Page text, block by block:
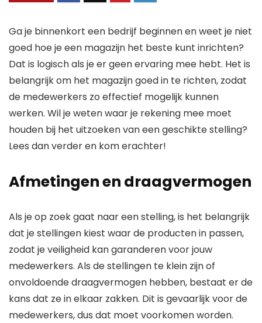
Ga je binnenkort een bedrijf beginnen en weet je niet
goed hoe je een magazijn het beste kunt inrichten?
Dat is logisch als je er geen ervaring mee hebt. Het is
belangrijk om het magazijn goed in te richten, zodat
de medewerkers zo effectief mogelijk kunnen
werken. Wil je weten waar je rekening mee moet
houden bij het uitzoeken van een geschikte stelling?
Lees dan verder en kom erachter!
Afmetingen en draagvermogen
Als je op zoek gaat naar een stelling, is het belangrijk
dat je stellingen kiest waar de producten in passen,
zodat je veiligheid kan garanderen voor jouw
medewerkers. Als de stellingen te klein zijn of
onvoldoende draagvermogen hebben, bestaat er de
kans dat ze in elkaar zakken. Dit is gevaarlijk voor de
medewerkers, dus dat moet voorkomen worden.